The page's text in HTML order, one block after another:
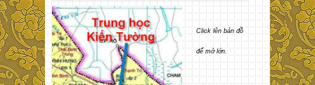
Click lên bản đồ
để mở lớn.